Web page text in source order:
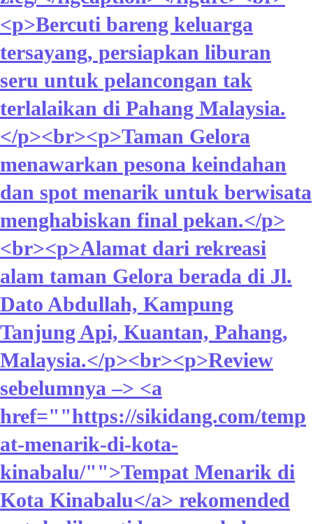
<p>Bercuti bareng keluarga
tersayang, persiapkan liburan
seru untuk pelancongan tak
terlalaikan di Pahang Malaysia.
</p><br><p>Taman Gelora
menawarkan pesona keindahan
dan spot menarik untuk berwisata
menghabiskan final pekan.</p>
<br><p>Alamat dari rekreasi
alam taman Gelora berada di Jl.
Dato Abdullah, Kampung
Tanjung Api, Kuantan, Pahang,
Malaysia.</p><br><p>Review
sebelumnya –> <a
href=""https://sikidang.com/temp
at-menarik-di-kota-
kinabalu/"">Tempat Menarik di
Kota Kinabalu</a> rekomended